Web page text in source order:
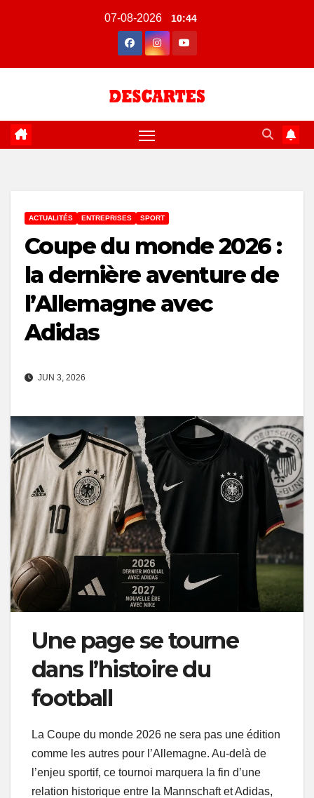
07-08-2026 10:44
ACTUALITÉS ENTREPRISES SPORT
Coupe du monde 2026 :
la dernière aventure de
l’Allemagne avec
Adidas
JUN 3, 2026
Une page se tourne
dans l’histoire du
football
La Coupe du monde 2026 ne sera pas une édition
comme les autres pour l’Allemagne. Au-delà de
l’enjeu sportif, ce tournoi marquera la fin d’une
relation historique entre la Mannschaft et Adidas,